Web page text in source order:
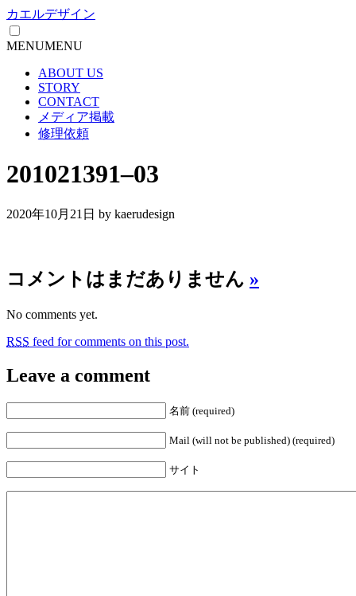
カエルデザイン
MENUMENU
ABOUT US
STORY
CONTACT
メディア掲載
修理依頼
201021391–03
2020年10月21日 by kaerudesign
コメントはまだありません »
No comments yet.
RSS feed for comments on this post.
Leave a comment
名前 (required)
Mail (will not be published) (required)
サイト